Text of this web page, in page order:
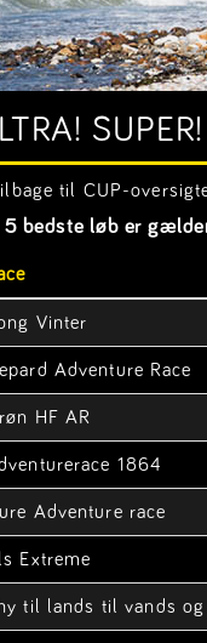
til CUP-
5 bedste løb er
Vinter
Adventure Race
HF AR
1864
Adventure race
Extreme
til lands til vands